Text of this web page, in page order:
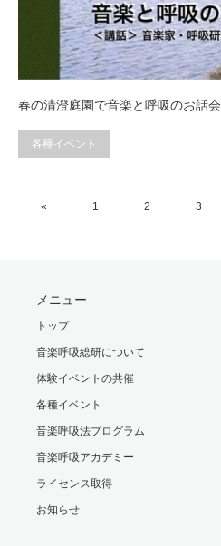
春の清澄庭園で音楽と呼吸のお話会
各種イベント
« 1 2 3
メニュー
トップ
音楽呼吸総研について
体験イベントの共催
各種イベント
音楽呼吸法プログラム
音楽呼吸アカデミー
ライセンス取得
お知らせ